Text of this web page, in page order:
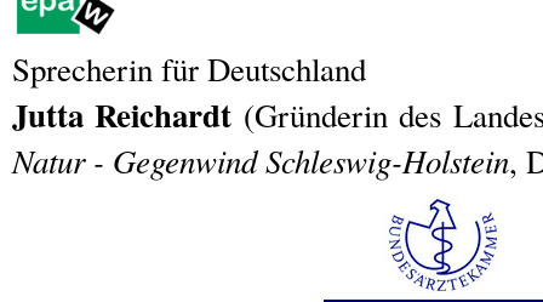
Sprecherin für Deutschland
Jutta Reichardt (Gründerin des
Natur - Gegenwind Schleswig-Holstein,